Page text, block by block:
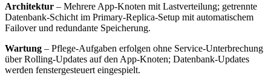
Architektur – Mehrere App-Knoten mit Lastverteilung; getrennte
Datenbank-Schicht im Primary-Replica-Setup mit automatischem
Failover und redundante Speicherung.
Wartung – Pflege-Aufgaben erfolgen ohne Service-Unterbrechung
über Rolling-Updates auf den App-Knoten; Datenbank-Updates
werden fenstergesteuert eingespielt.